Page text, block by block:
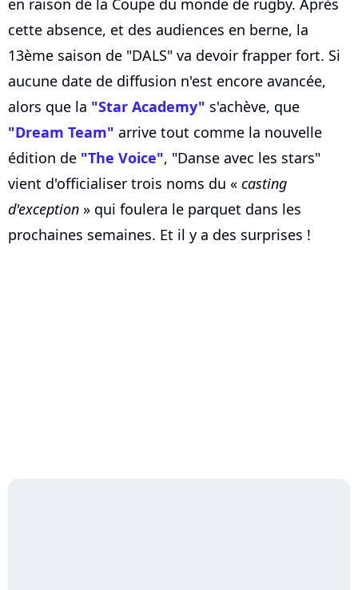
en raison de la Coupe du monde de rugby. Après
cette absence, et des audiences en berne, la
13ème saison de "DALS" va devoir frapper fort. Si
aucune date de diffusion n'est encore avancée,
alors que la "Star Academy" s'achève, que
"Dream Team" arrive tout comme la nouvelle
édition de "The Voice", "Danse avec les stars"
vient d'officialiser trois noms du « casting
d'exception » qui foulera le parquet dans les
prochaines semaines. Et il y a des surprises !